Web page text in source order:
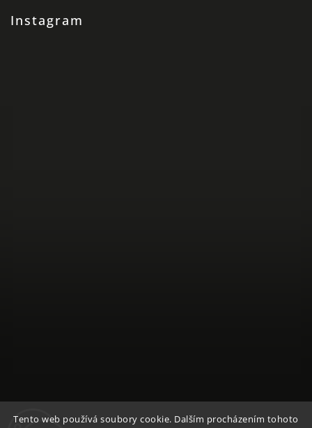
Tento web používá soubory cookie. Dalším procházením tohoto
Instagram
Sledovat na Instagramu